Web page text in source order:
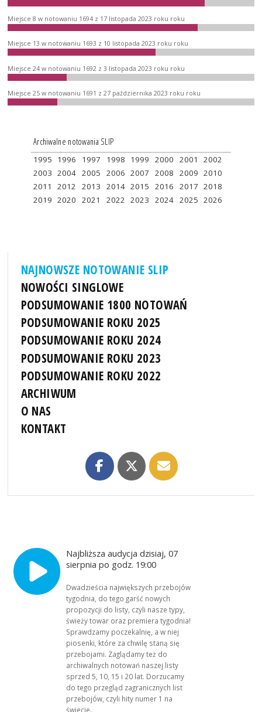
Miejsce 8 w notowaniu 1694 z 17 listopada 2023 roku roku
Miejsce 13 w notowaniu 1693 z 10 listopada 2023 roku roku
Miejsce 24 w notowaniu 1692 z 3 listopada 2023 roku roku
Miejsce 25 w notowaniu 1691 z 27 października 2023 roku roku
Archiwalne notowania SLIP
1995 1996 1997 1998 1999 2000 2001
2002
2003 2004 2005 2006 2007 2008 2009 2010
2011
2012 2013 2014 2015 2016 2017 2018
2019 2020 2021 2022 2023 2024 2025 2026
NAJNOWSZE NOTOWANIE SLIP
NOWOŚCI SINGLOWE
PODSUMOWANIE 1800 NOTOWAŃ
PODSUMOWANIE ROKU 2025
PODSUMOWANIE ROKU 2024
PODSUMOWANIE ROKU 2023
PODSUMOWANIE ROKU 2022
ARCHIWUM
O NAS
KONTAKT
Najbliższa audycja dzisiaj, 07
sierpnia po godz. 19:00
Dwadzieścia największych przebojów
tygodnia, do tego garść nowych
propozycji do listy, czyli nasze typy,
świeży towar oraz premiera tygodnia!
Sprawdzamy poczekalnię, a w niej
piosenki, które za chwilę staną się
przebojami. Zaglądamy też do
archiwalnych notowań naszej listy
sprzed 5, 10, 15 i 20 lat. Dorzucamy
do tego przegląd zagranicznych list
przebojów, czyli hity numer 1 na
świecie.